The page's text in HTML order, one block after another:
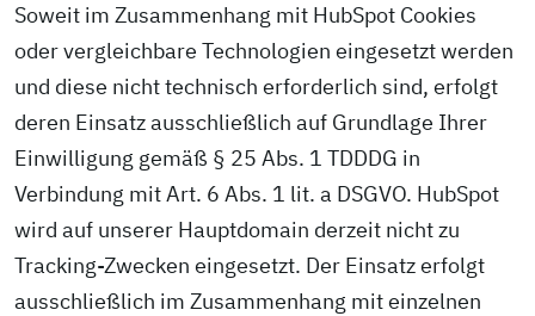
Soweit im Zusammenhang mit HubSpot Cookies
oder vergleichbare Technologien eingesetzt werden
und diese nicht technisch erforderlich sind, erfolgt
deren Einsatz ausschließlich auf Grundlage Ihrer
Einwilligung gemäß § 25 Abs. 1 TDDDG in
Verbindung mit Art. 6 Abs. 1 lit. a DSGVO. HubSpot
wird auf unserer Hauptdomain derzeit nicht zu
Tracking-Zwecken eingesetzt. Der Einsatz erfolgt
ausschließlich im Zusammenhang mit einzelnen